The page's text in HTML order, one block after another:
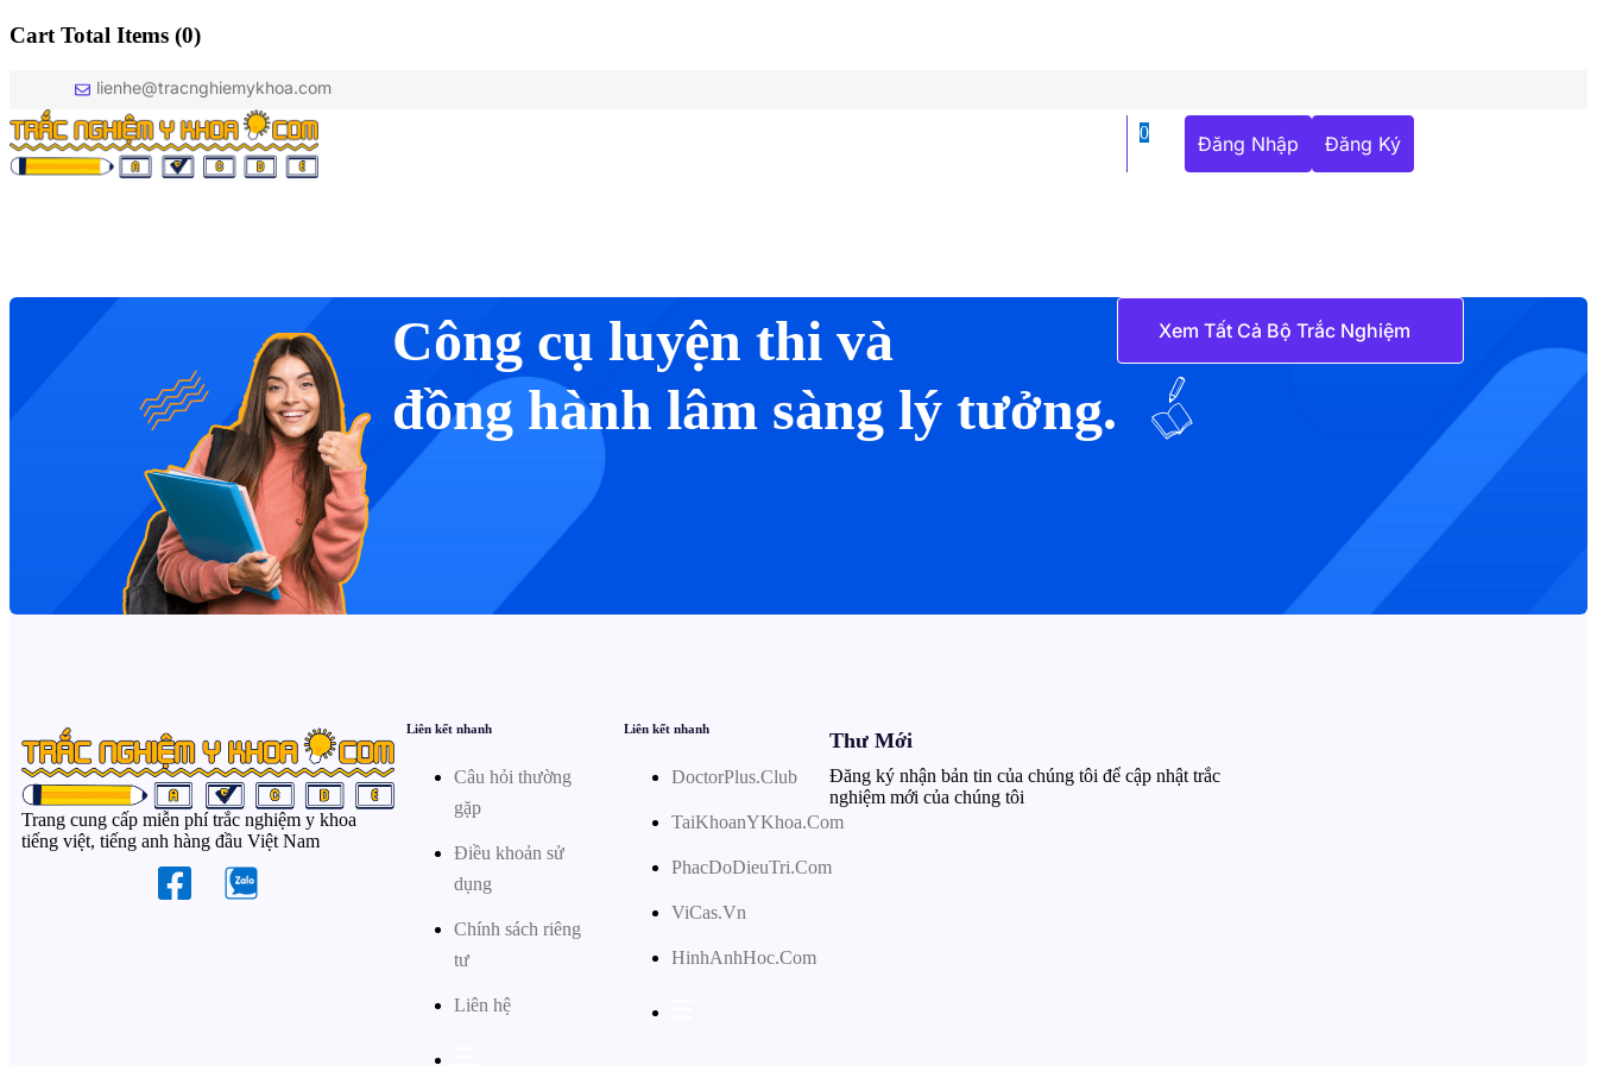
Cart Total Items (0)
lienhe@tracnghiemykhoa.com
0 Đăng Nhập Đăng Ký
Công cụ luyện thi và
đồng hành lâm sàng lý tưởng.
Xem Tất Cả Bộ Trắc Nghiệm
Trang cung cấp miễn phí trắc nghiệm y khoa
tiếng việt, tiếng anh hàng đầu Việt Nam
Liên kết nhanh
Câu hỏi thường
gặp
Điều khoản sử
dụng
Chính sách riêng
tư
Liên hệ
Liên kết nhanh
DoctorPlus.Club
TaiKhoanYKhoa.Com
PhacDoDieuTri.Com
ViCas.Vn
HinhAnhHoc.Com
Thư Mới
Đăng ký nhận bản tin của chúng tôi để cập nhật trắc
nghiệm mới của chúng tôi